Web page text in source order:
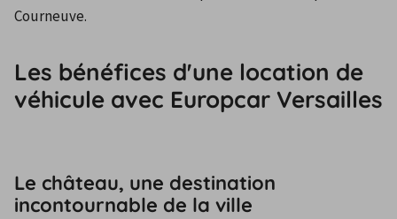
Courneuve.
Les bénéfices d'une location de
véhicule avec Europcar Versailles
Le château, une destination
incontournable de la ville